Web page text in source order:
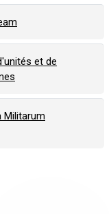
et de
Militarum